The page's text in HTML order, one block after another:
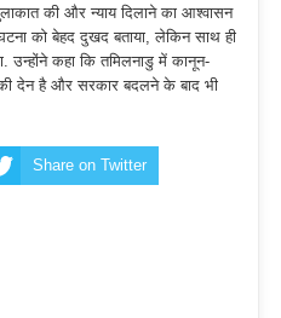
की और न्याय दिलाने का आश्वासन
को बेहद दुखद बताया, लेकिन साथ ही
उन्होंने कहा कि तमिलनाडु में कानून-
की देन है और सरकार बदलने के बाद भी
Share on Twitter